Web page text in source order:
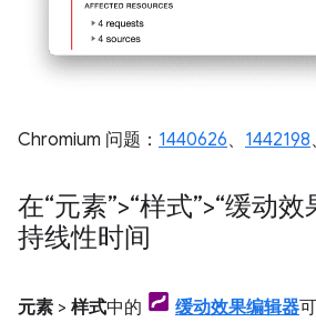
Chromium 问题： 1440626、 1442198、
在“元素”>“样式”>“缓动
持线性时间
元素 > 样式中的 缓动效果编辑器